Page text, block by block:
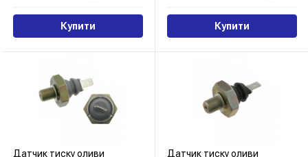
Купити Купити
Датчик тиску оливи Датчик тиску оливи